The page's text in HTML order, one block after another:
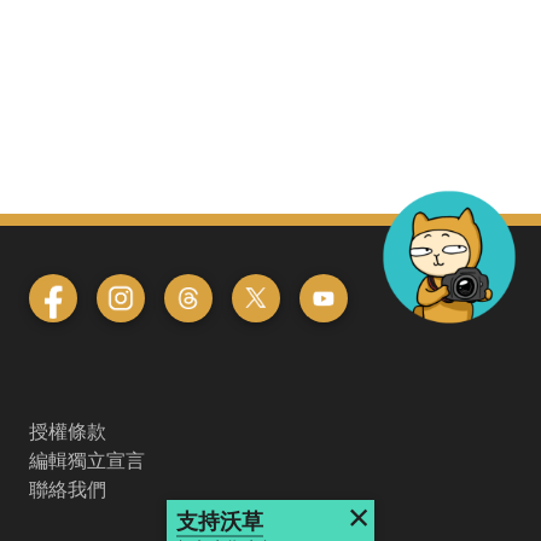
授權條款
編輯獨立宣言
聯絡我們
支持沃草 ×